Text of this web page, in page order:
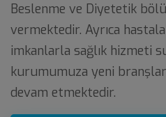
Beslenme ve Diyetetik
vermektedir. Ayrıca
imkanlarla sağlık hizmeti
kurumumuza yeni branşlar
devam etmektedir.